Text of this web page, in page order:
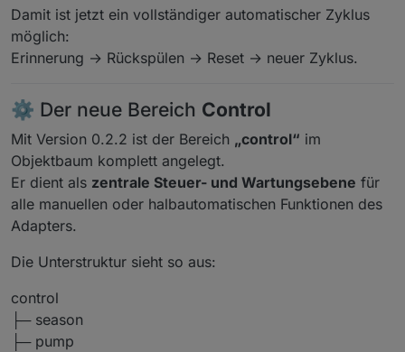
Damit ist jetzt ein vollständiger automatischer Zyklus
möglich:
Erinnerung → Rückspülen → Reset → neuer Zyklus.
⚙️ Der neue Bereich Control
Mit Version 0.2.2 ist der Bereich „control“ im
Objektbaum komplett angelegt.
Er dient als zentrale Steuer- und Wartungsebene für
alle manuellen oder halbautomatischen Funktionen des
Adapters.
Die Unterstruktur sieht so aus:
control
├─ season
├─ pump